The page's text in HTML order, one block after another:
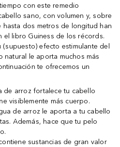
con este remedio
sano, con volumen y, sobre
hasta dos metros de longitud han
el libro Guiness de los récords.
efecto estimulante del
natural le aporta muchos más
te ofrecemos un
de arroz fortalece tu cabello
visiblemente más cuerpo.
de arroz le aporta a tu cabello
Además, hace que tu pelo
sustancias de gran valor